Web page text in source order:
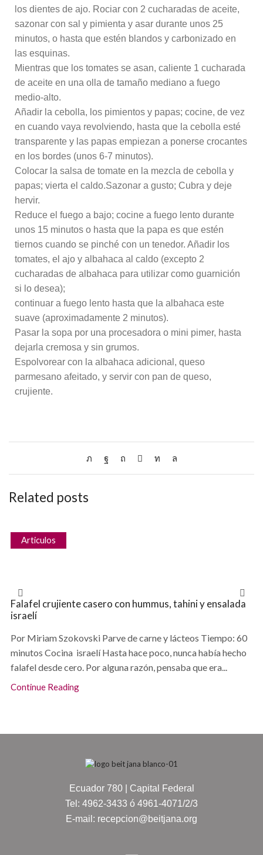
los dientes de ajo. Rociar con 2 cucharadas de aceite,
sazonar con sal y pimienta y asar durante unos 25
minutos, o hasta que estén blandos y carbonizado en
las esquinas.
Mientras que los tomates se asan, caliente 1 cucharada
de aceite en una olla de tamaño mediano a fuego
medio-alto.
Añadir la cebolla, los pimientos y papas; cocine, de vez
en cuando vaya revolviendo, hasta que la cebolla esté
transparente y las papas empiezan a ponerse crocantes
en los bordes (unos 6-7 minutos).
Colocar la salsa de tomate en la mezcla de cebolla y
papas; vierta el caldo.Sazonar a gusto; Cubra y deje
hervir.
Reduce el fuego a bajo; cocine a fuego lento durante
unos 15 minutos o hasta que la papa es que estén
tiernos cuando se pinché con un tenedor. Añadir los
tomates, el ajo y albahaca al caldo (excepto 2
cucharadas de albahaca para utilizar como guarnición
si lo desea);
continuar a fuego lento hasta que la albahaca este
suave (aproximadamente 2 minutos).
Pasar la sopa por una procesadora o mini pimer, hasta
dejarla cremosa y sin grumos.
Espolvorear con la albahaca adicional, queso
parmesano afeitado, y servir con pan de queso,
crujiente.
Related posts
Articulos
Falafel crujiente casero con hummus, tahini y ensalada
israelí
Por Miriam Szokovski Parve de carne y lácteos Tiempo: 60
minutos Cocina israelí Hasta hace poco, nunca había hecho
falafel desde cero. Por alguna razón, pensaba que era...
Continue Reading
Ecuador 780 | Capital Federal
Tel: 4962-3433 ó 4961-4071/2/3
E-mail: recepcion@beitjana.org